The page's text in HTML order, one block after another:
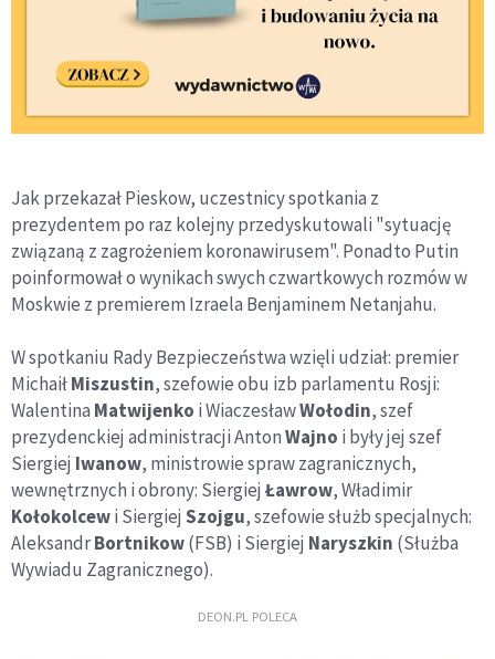
Jak przekazał Pieskow, uczestnicy spotkania z
prezydentem po raz kolejny przedyskutowali "sytuację
związaną z zagrożeniem koronawirusem". Ponadto Putin
poinformował o wynikach swych czwartkowych rozmów w
Moskwie z premierem Izraela Benjaminem Netanjahu.
W spotkaniu Rady Bezpieczeństwa wzięli udział: premier
MichaiłMiszustin, szefowie obu izb parlamentu Rosji:
Walentina Matwijenko i WiaczesławWołodin, szef
prezydenckiej administracji AntonWajno i były jej szef
Siergiej Iwanow, ministrowie spraw zagranicznych,
wewnętrznych i obrony: SiergiejŁawrow, Władimir
Kołokolcewi Siergiej Szojgu, szefowie służb specjalnych:
AleksandrBortnikow(FSB) i Siergiej Naryszkin (Służba
Wywiadu Zagranicznego).
DEON.PL POLECA